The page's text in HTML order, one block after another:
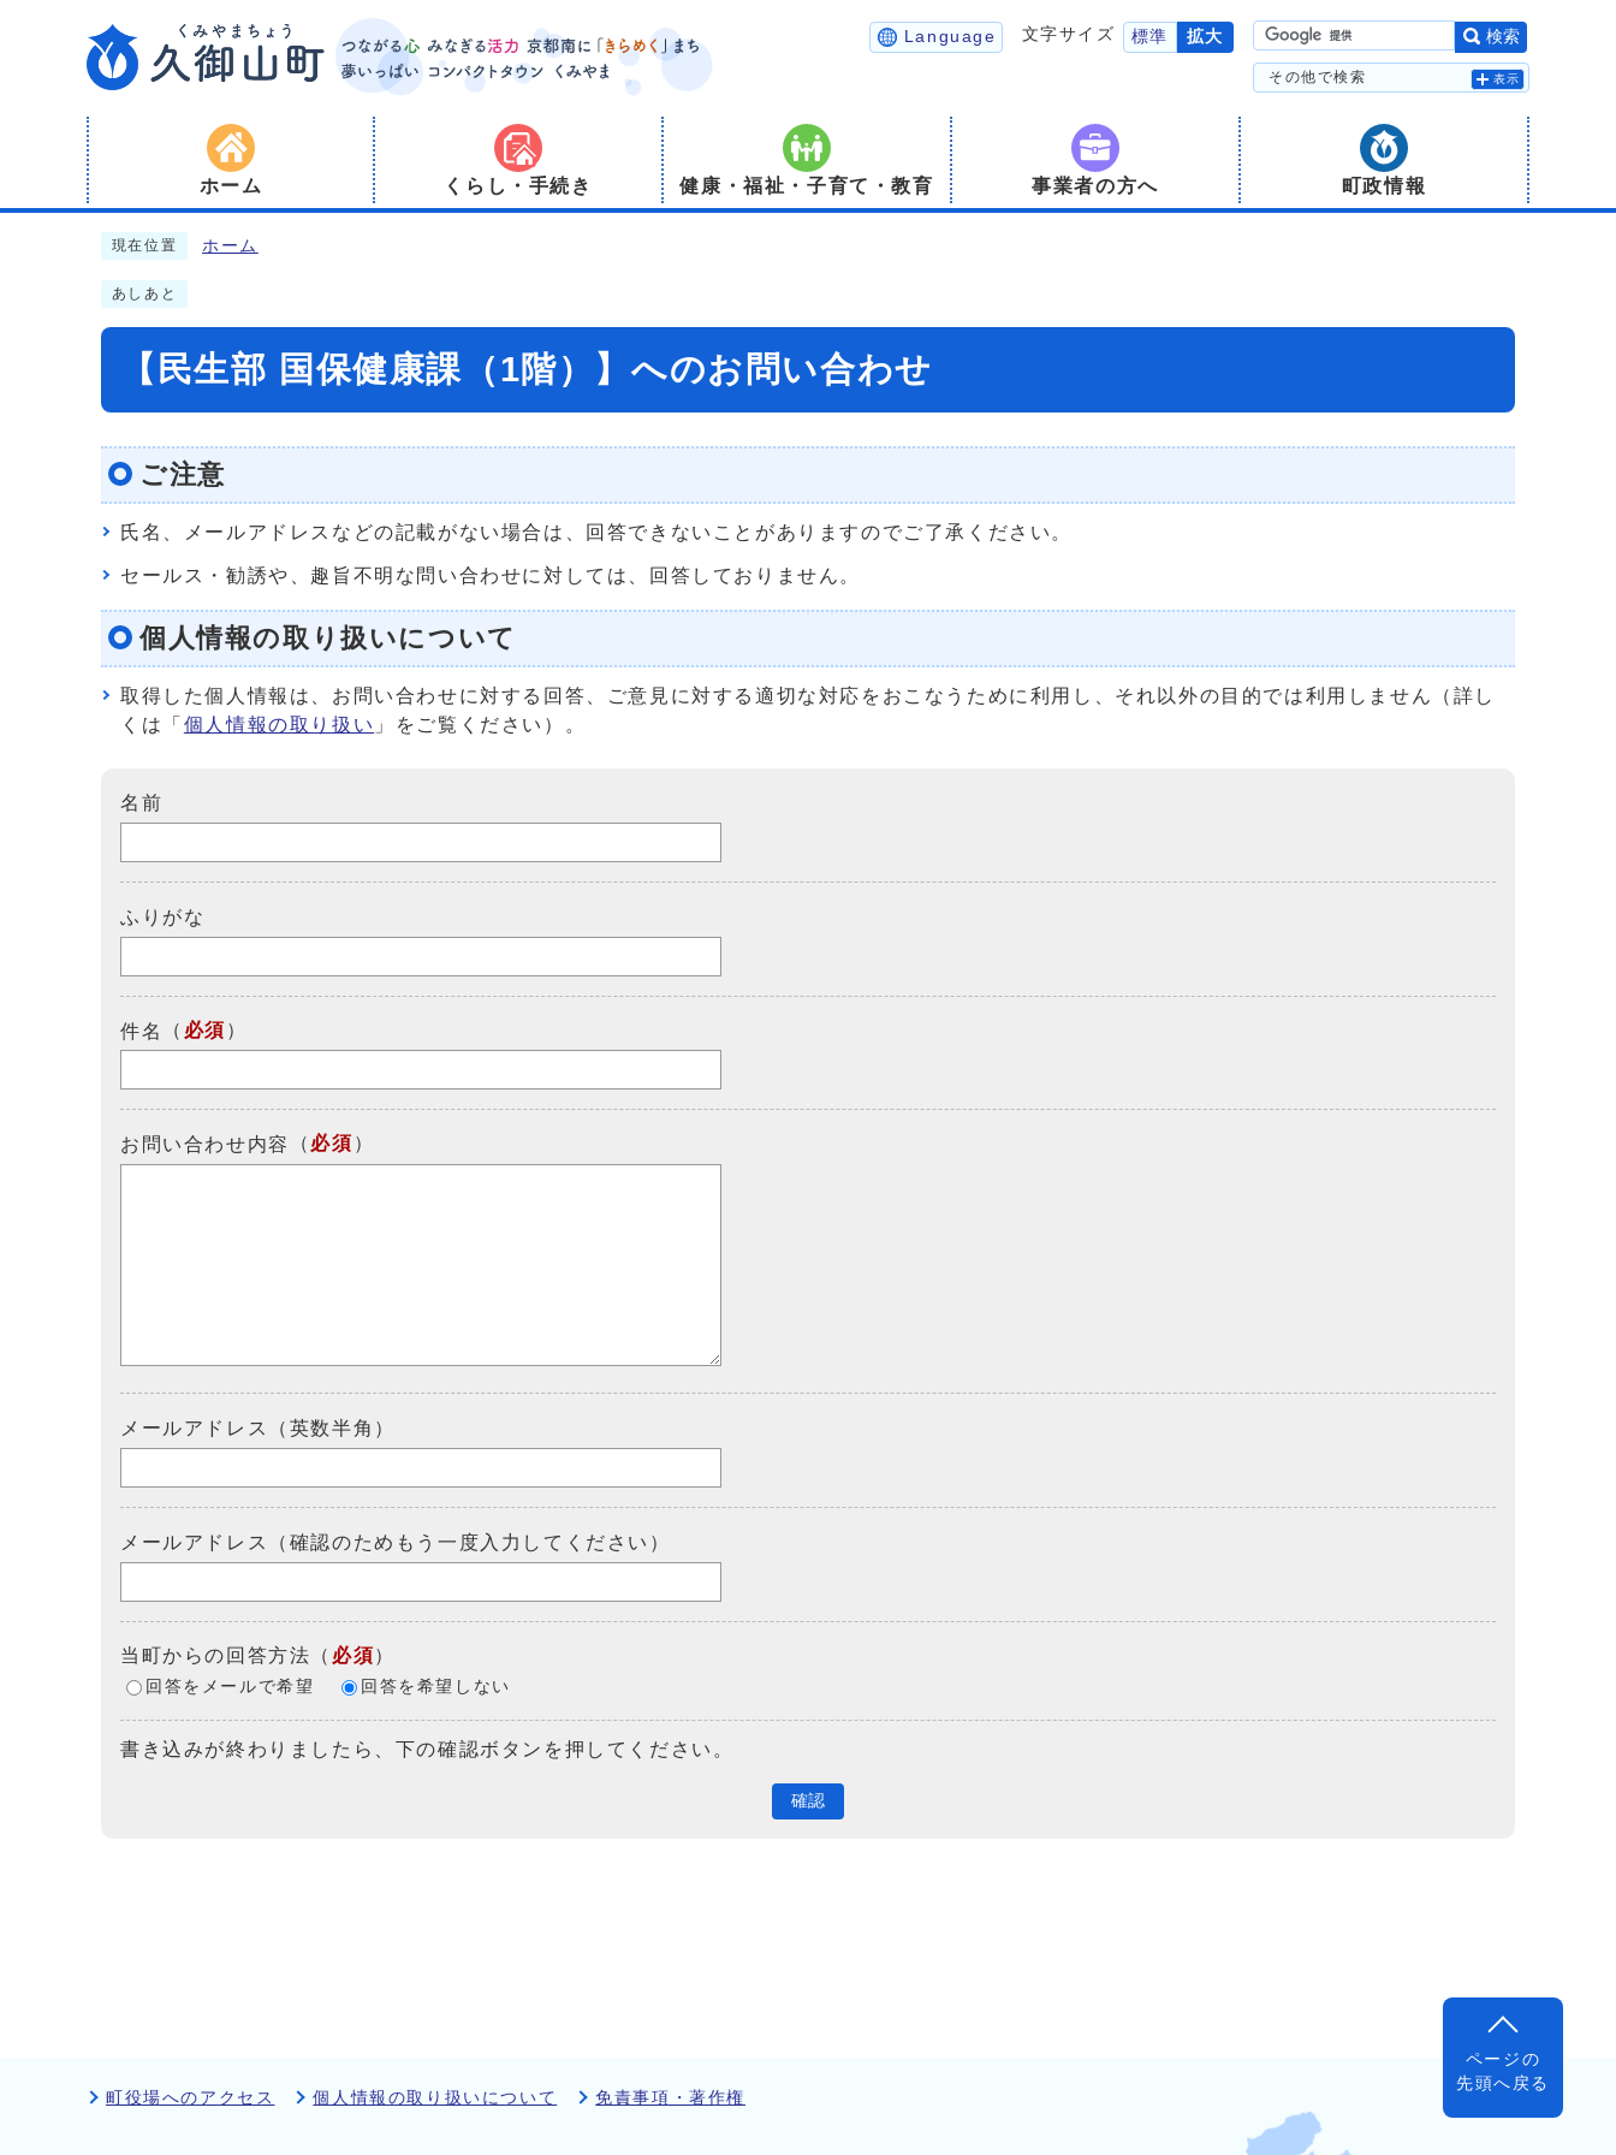
Language 文字サイズ 標準 拡大 検索
その他で検索 表示
ホーム くらし・手続き 健康・福祉・子育て・教育 事業者の方へ 町政情報
現在位置 ホーム
あしあと
【民生部 国保健康課（1階）】へのお問い合わせ
ご注意
氏名、メールアドレスなどの記載がない場合は、回答できないことがありますのでご了承ください。
セールス・勧誘や、趣旨不明な問い合わせに対しては、回答しておりません。
個人情報の取り扱いについて
取得した個人情報は、お問い合わせに対する回答、ご意見に対する適切な対応をおこなうために利用し、それ以外の目的では利用しません（詳し
くは「 個人情報の取り扱い 」をご覧ください）。
名前
ふりがな
件名 （ 必須 ）
お問い合わせ内容 （ 必須 ）
メールアドレス（英数半角）
メールアドレス（確認のためもう一度入力してください）
当町からの回答方法 （ 必須）
回答をメールで希望 回答を希望しない
書き込みが終わりましたら、下の確認ボタンを押してください。
確認
ページの
先頭へ戻る
町役場へのアクセス
個人情報の取り扱いについて 免責事項・著作権